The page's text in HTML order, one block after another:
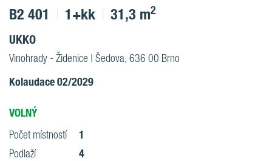
B2 401 1+kk 31,3 m2
UKKO
Vinohrady - Židenice | Šedova, 636 00 Brno
Kolaudace 02/2029
VOLNÝ
Počet místností 1
Podlaží 4